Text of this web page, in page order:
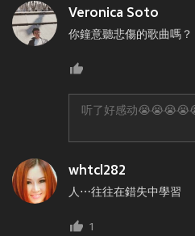
Veronica Soto
你鐘意聽悲傷的歌曲嗎？
听了好感动
whtcl282
人⋯往往在錯失中學習
1